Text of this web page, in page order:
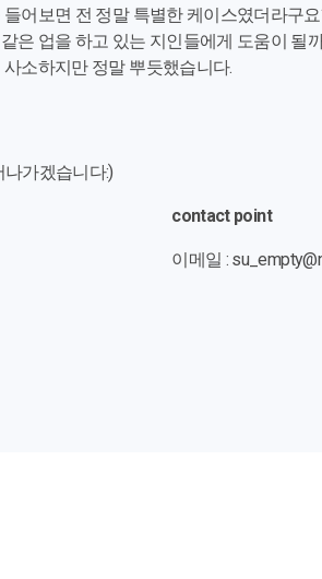
어보면 전 정말 특별한 케이스였더라구
은 업을 하고 있는 지인들에게 도움이 될
소하지만 정말 뿌듯했습니다.
가겠습니다:)
contact point
이메일 :